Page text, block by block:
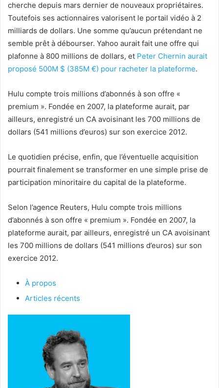
cherche depuis mars dernier de nouveaux propriétaires.
Toutefois ses actionnaires valorisent le portail vidéo à 2
milliards de dollars. Une somme qu’aucun prétendant ne
semble prêt à débourser. Yahoo aurait fait une offre qui
plafonne à 800 millions de dollars, et Peter Chernin aurait
proposé 500M $ (385M €) pour racheter la plateforme.
Hulu compte trois millions d’abonnés à son offre «
premium ». Fondée en 2007, la plateforme aurait, par
ailleurs, enregistré un CA avoisinant les 700 millions de
dollars (541 millions d’euros) sur son exercice 2012.
Le quotidien précise, enfin, que l’éventuelle acquisition
pourrait finalement se transformer en une simple prise de
participation minoritaire du capital de la plateforme.
Selon l’agence Reuters, Hulu compte trois millions
d’abonnés à son offre « premium ». Fondée en 2007, la
plateforme aurait, par ailleurs, enregistré un CA avoisinant
les 700 millions de dollars (541 millions d’euros) sur son
exercice 2012.
À propos
Articles récents